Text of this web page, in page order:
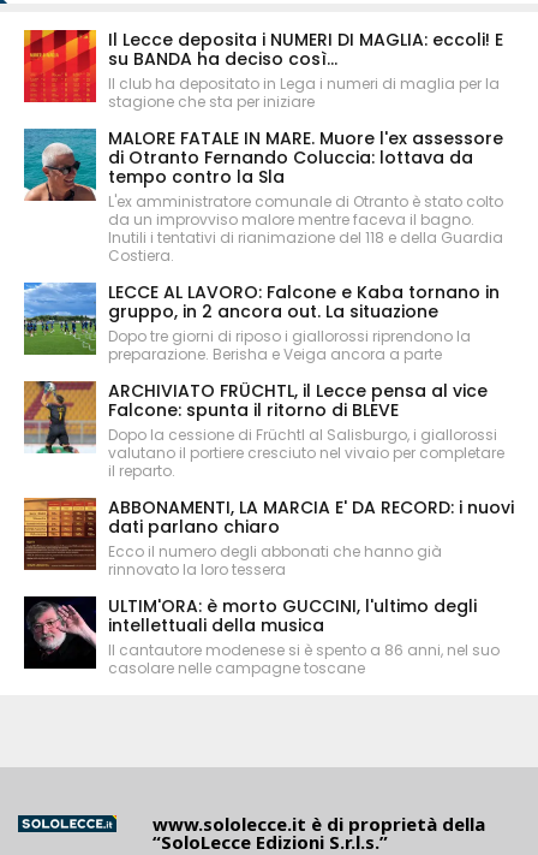
Il Lecce deposita i NUMERI DI MAGLIA: eccoli! E
su BANDA ha deciso così...
Il club ha depositato in Lega i numeri di maglia per la
stagione che sta per iniziare
MALORE FATALE IN MARE. Muore l'ex assessore
di Otranto Fernando Coluccia: lottava da
tempo contro la Sla
L'ex amministratore comunale di Otranto è stato colto
da un improvviso malore mentre faceva il bagno.
Inutili i tentativi di rianimazione del 118 e della Guardia
Costiera.
LECCE AL LAVORO: Falcone e Kaba tornano in
gruppo, in 2 ancora out. La situazione
Dopo tre giorni di riposo i giallorossi riprendono la
preparazione. Berisha e Veiga ancora a parte
ARCHIVIATO FRÜCHTL, il Lecce pensa al vice
Falcone: spunta il ritorno di BLEVE
Dopo la cessione di Früchtl al Salisburgo, i giallorossi
valutano il portiere cresciuto nel vivaio per completare
il reparto.
ABBONAMENTI, LA MARCIA E' DA RECORD: i nuovi
dati parlano chiaro
Ecco il numero degli abbonati che hanno già
rinnovato la loro tessera
ULTIM'ORA: è morto GUCCINI, l'ultimo degli
intellettuali della musica
Il cantautore modenese si è spento a 86 anni, nel suo
casolare nelle campagne toscane
www.sololecce.it è di proprietà della
“SoloLecce Edizioni S.r.l.s.”